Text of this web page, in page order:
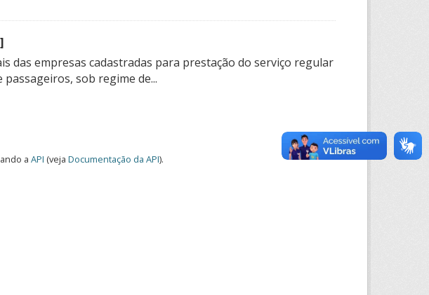
das empresas cadastradas para prestação do serviço regular
sob regime de...
a API (veja Documentação da API).